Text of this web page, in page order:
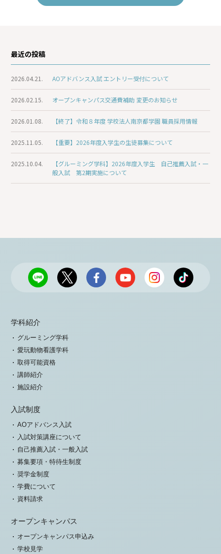
最近の投稿
2026.04.21. AOアドバンス入試 エントリー受付について
2026.02.15. オープンキャンパス交通費補助 変更のお知らせ
2026.01.08. 【終了】令和８年度 学校法人南京都学園 職員採用情報
2025.11.05. 【重要】2026年度入学生の生徒募集について
2025.10.04.
【グルーミング学科】2026年度入学生 自己推薦入試・一
般入試 第2期実施について
学科紹介
グルーミング学科
愛玩動物看護学科
取得可能資格
講師紹介
施設紹介
入試制度
AOアドバンス入試
入試対策講座について
自己推薦入試・一般入試
募集要項・特待生制度
奨学金制度
学費について
資料請求
オープンキャンパス
オープンキャンパス申込み
学校見学